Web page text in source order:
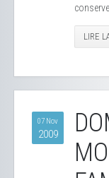
LIRE
07 Nov
2009